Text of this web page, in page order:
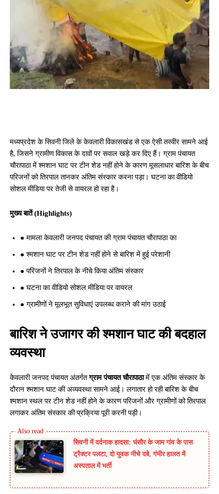
मध्यप्रदेश के सिवनी जिले के केवलारी विकासखंड से एक ऐसी तस्वीर सामने आई
है, जिसने ग्रामीण विकास के दावों पर सवाल खड़े कर दिए हैं। ग्राम पंचायत
चौरापाठा में श्मशान घाट पर टीन शेड नहीं होने के कारण मूसलाधार बारिश के बीच
परिजनों को तिरपाल तानकर अंतिम संस्कार करना पड़ा। घटना का वीडियो
सोशल मीडिया पर तेजी से वायरल हो रहा है।
मुख्य बातें (Highlights)
● मामला केवलारी जनपद पंचायत की ग्राम पंचायत चौरापाठा का
● श्मशान घाट पर टीन शेड नहीं होने से बारिश में हुई परेशानी
● परिजनों ने तिरपाल के नीचे किया अंतिम संस्कार
● घटना का वीडियो सोशल मीडिया पर वायरल
● ग्रामीणों ने मूलभूत सुविधाएं उपलब्ध कराने की मांग उठाई
बारिश ने उजागर की श्मशान घाट की बदहाल
व्यवस्था
केवलारी जनपद पंचायत अंतर्गतग्राम पंचायत चौरापाठामें एक अंतिम संस्कार के
दौरान श्मशान घाट की अव्यवस्था सामने आई। लगातार हो रही बारिश के बीच
श्मशान स्थल पर टीन शेड नहीं होने के कारण परिजनों और ग्रामीणों को तिरपाल
लगाकर अंतिम संस्कार की प्रक्रिया पूरी करनी पड़ी।
सिवनी में दर्दनाक हादसा: घंसौर के जाम गांव के पास
ट्रैक्टर पलटा, दो युवक नीचे दबे, गंभीर हालत में
अस्पताल में भर्ती